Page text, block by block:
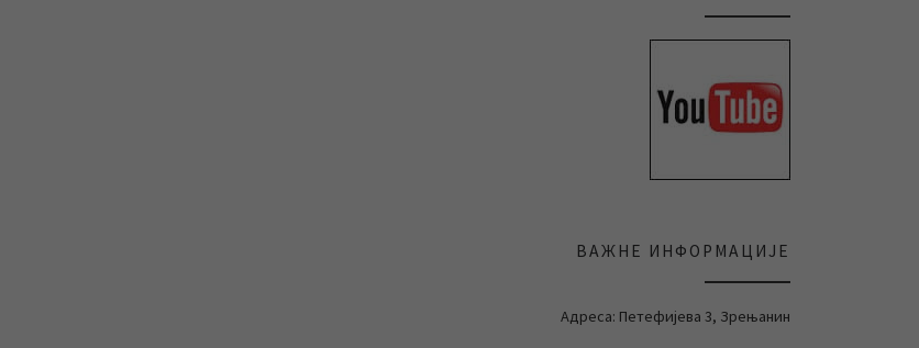
ВАЖНЕ ИНФОРМАЦИЈЕ
Адреса: Петефијева 3, Зрењанин